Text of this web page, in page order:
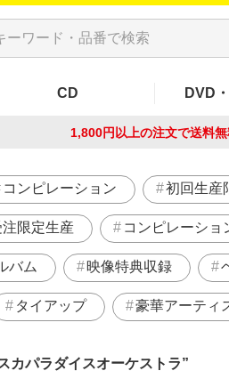
CD DVD
1,800円以上の注文で送料
コンピレーション 初回生産
限定生産 コンピレーショ
バム 映像特典収録
タイアップ 豪華アーティ
カパラダイスオーケストラ